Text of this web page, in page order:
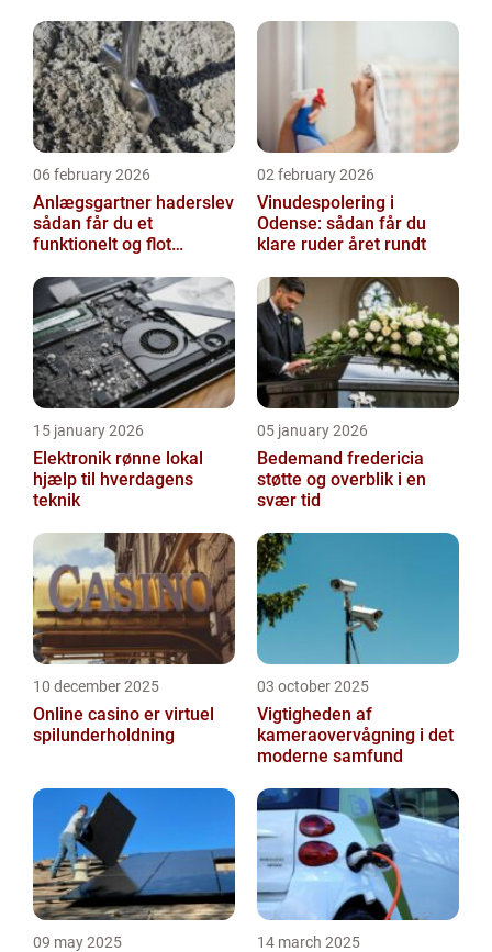
06 february 2026
Anlægsgartner haderslev
sådan får du et
funktionelt og flot
02 february 2026
Vinudespolering i
Odense: sådan får du
klare ruder året rundt
15 january 2026
Elektronik rønne lokal
hjælp til hverdagens
teknik
05 january 2026
Bedemand fredericia
støtte og overblik i en
svær tid
10 december 2025
Online casino er virtuel
spilunderholdning
03 october 2025
Vigtigheden af
kameraovervågning i det
moderne samfund
09 may 2025 14 march 2025